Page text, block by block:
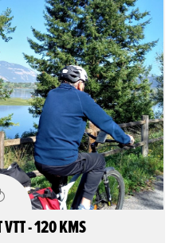
VTT - 120 KMS